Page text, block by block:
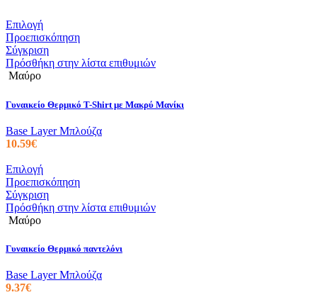
ΕπιλογήΑυτό
το
προϊόν
έχει
Οι
επιλογές
μπορούν
να
σελίδα
του
προϊόντος
Προεπισκόπηση
Σύγκριση
Πρόσθήκη στην λίστα επιθυμιών
Μαύρο
Γυναικείο Θερμικό T-Shirt με Μακρύ Μανίκι
Base Layer Μπλούζα
10.59€
ΕπιλογήΑυτό
το
προϊόν
έχει
Οι
επιλογές
μπορούν
να
Προεπισκόπηση
Σύγκριση
Πρόσθήκη στην λίστα επιθυμιών
Μαύρο
Γυναικείο Θερμικό παντελόνι
Base Layer Μπλούζα
9.37€